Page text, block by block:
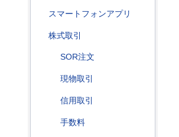
スマートフォンアプリ
株式取引
SOR注文
現物取引
信用取引
手数料